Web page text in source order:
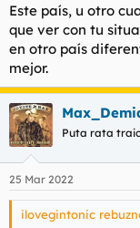
Este país, u otro
que ver con tu
en otro país
mejor.
Puta rata
25 Mar 2022
ilovegintonic